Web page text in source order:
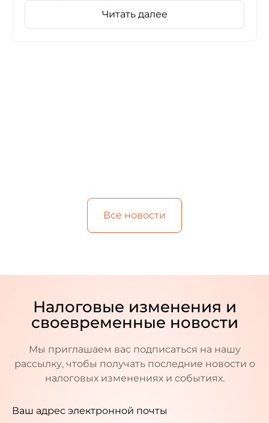
Читать далее
Все новости
Налоговые изменения и
своевременные новости
Мы приглашаем вас подписаться на нашу
рассылку, чтобы получать последние новости о
налоговых изменениях и событиях.
Ваш адрес электронной почты